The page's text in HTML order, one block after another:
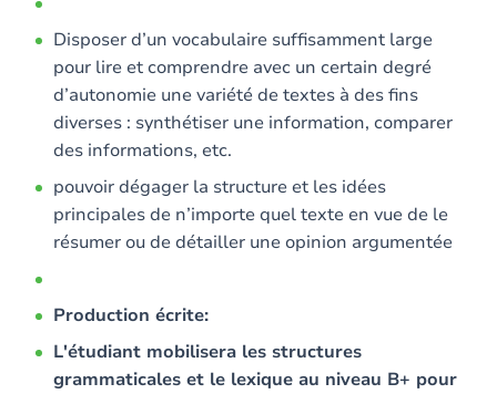
Disposer d’un vocabulaire suffisamment large
pour lire et comprendre avec un certain degré
d’autonomie une variété de textes à des fins
diverses : synthétiser une information, comparer
des informations, etc.
pouvoir dégager la structure et les idées
principales de n’importe quel texte en vue de le
résumer ou de détailler une opinion argumentée
Production écrite:
L'étudiant mobilisera les structures
grammaticales et le lexique au niveau B+ pour